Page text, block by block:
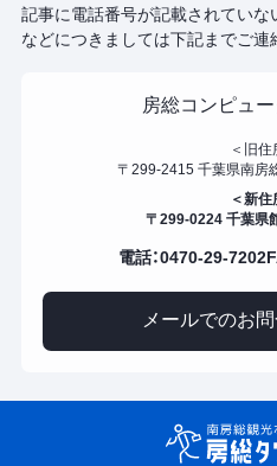
記事に電話番号が記載されていな
などにつきましては下記までご連
房総コンピュ
＜旧住
〒299-2415 千葉県南房
＜新住
〒299-0224 千葉県
電話：0470-29-7202
メールでのお